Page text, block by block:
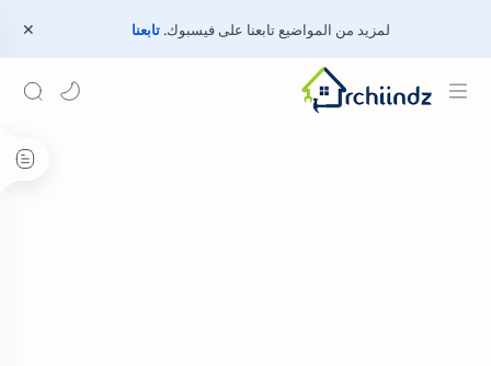
لمزيد من المواضيع تابعنا على فيسبوك.تابعنا